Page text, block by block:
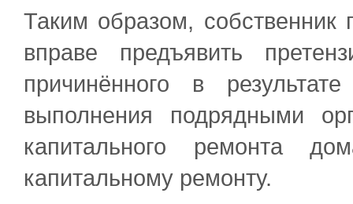
Таким образом,
вправе предъявить
причинённого в
выполнения подрядными
капитального ремонта
капитальному ремонту.